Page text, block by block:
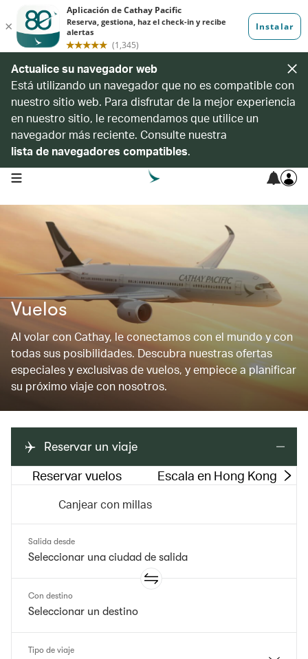
Actualice su navegador web
Está utilizando un navegador que no es compatible con
nuestro sitio web. Para disfrutar de la mejor experiencia
en nuestro sitio, le recomendamos que utilice un
navegador más reciente. Consulte nuestra
lista de navegadores compatibles.
open navigation menu
Vuelos
Al volar con Cathay, le conectamos con el mundo y con
todas sus posibilidades. Descubra nuestras ofertas
especiales y exclusivas de vuelos, y empiece a planificar
su próximo viaje con nosotros.
Reservar un viaje
Reservar vuelos Escala en Hong Kong
Canjear con millas
Salida desde
Con destino
Tipo de viaje